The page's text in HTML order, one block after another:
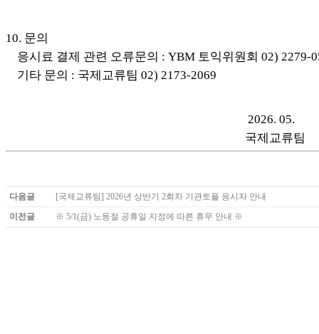
10. 문의
응시료 결제 관련 오류문의 : YBM 토익위원회 02) 2279-
기타 문의 : 국제교류팀 02) 2173-2069
2026. 05.
국제교류팀
다음글
[국제교류팀] 2026년 상반기 2회차 기관토플 응시자 안내
이전글
※ 5/1(금) 노동절 공휴일 지정에 따른 휴무 안내 ※